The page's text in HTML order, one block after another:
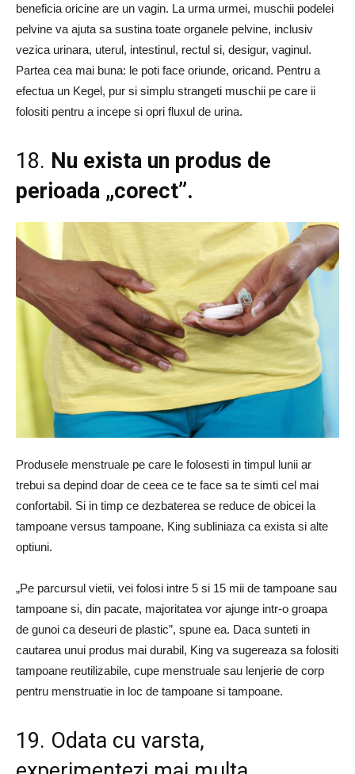
beneficia oricine are un vagin. La urma urmei, muschii podelei
pelvine va ajuta sa sustina toate organele pelvine, inclusiv
vezica urinara, uterul, intestinul, rectul si, desigur, vaginul.
Partea cea mai buna: le poti face oriunde, oricand. Pentru a
efectua un Kegel, pur si simplu strangeti muschii pe care ii
folositi pentru a incepe si opri fluxul de urina.
18. Nu exista un produs de
perioada „corect”.
Produsele menstruale pe care le folosesti in timpul lunii ar
trebui sa depind doar de ceea ce te face sa te simti cel mai
confortabil. Si in timp ce dezbaterea se reduce de obicei la
tampoane versus tampoane, King subliniaza ca exista si alte
optiuni.
„Pe parcursul vietii, vei folosi intre 5 si 15 mii de tampoane sau
tampoane si, din pacate, majoritatea vor ajunge intr-o groapa
de gunoi ca deseuri de plastic”, spune ea. Daca sunteti in
cautarea unui produs mai durabil, King va sugereaza sa folositi
tampoane reutilizabile, cupe menstruale sau lenjerie de corp
pentru menstruatie in loc de tampoane si tampoane.
19. Odata cu varsta,